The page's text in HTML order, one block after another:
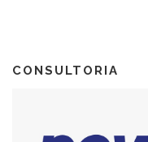
CONSULTORIA